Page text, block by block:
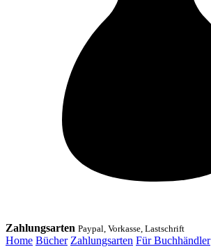
Zahlungsarten Paypal, Vorkasse, Lastschrift
Home Bücher Zahlungsarten Für Buchhändler